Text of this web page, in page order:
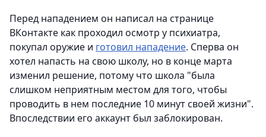
Перед нападением он написал на странице
ВКонтакте как проходил осмотр у психиатра,
покупал оружие и готовил нападение. Сперва он
хотел напасть на свою школу, но в конце марта
изменил решение, потому что школа "была
слишком неприятным местом для того, чтобы
проводить в нем последние 10 минут своей жизни".
Впоследствии его аккаунт был заблокирован.